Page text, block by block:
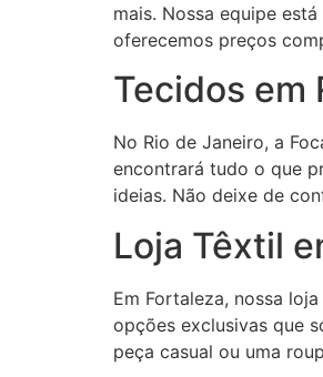
mais. Nossa equipe
oferecemos preços
Tecidos em
No Rio de Janeiro, a
encontrará tudo o que
ideias. Não deixe de
Loja Têxtil
Em Fortaleza, nossa
opções exclusivas que
peça casual ou uma